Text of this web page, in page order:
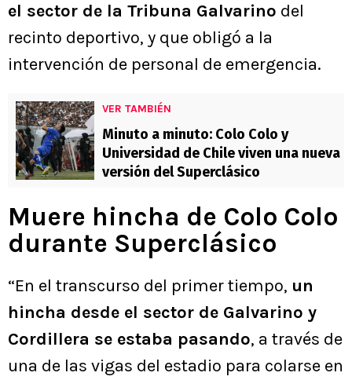
el sector de la Tribuna Galvarino del
recinto deportivo, y que obligó a la
intervención de personal de emergencia.
VER TAMBIÉN
Minuto a minuto: Colo Colo y
Universidad de Chile viven una nueva
versión del Superclásico
Muere hincha de Colo Colo
durante Superclásico
“En el transcurso del primer tiempo, un
hincha desde el sector de Galvarino y
Cordillera se estaba pasando, a través de
una de las vigas del estadio para colarse en